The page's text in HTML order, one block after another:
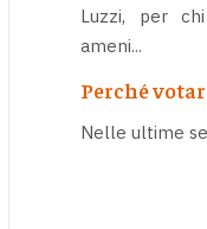
Luzzi, per
ameni...
Perché
Nelle ultime